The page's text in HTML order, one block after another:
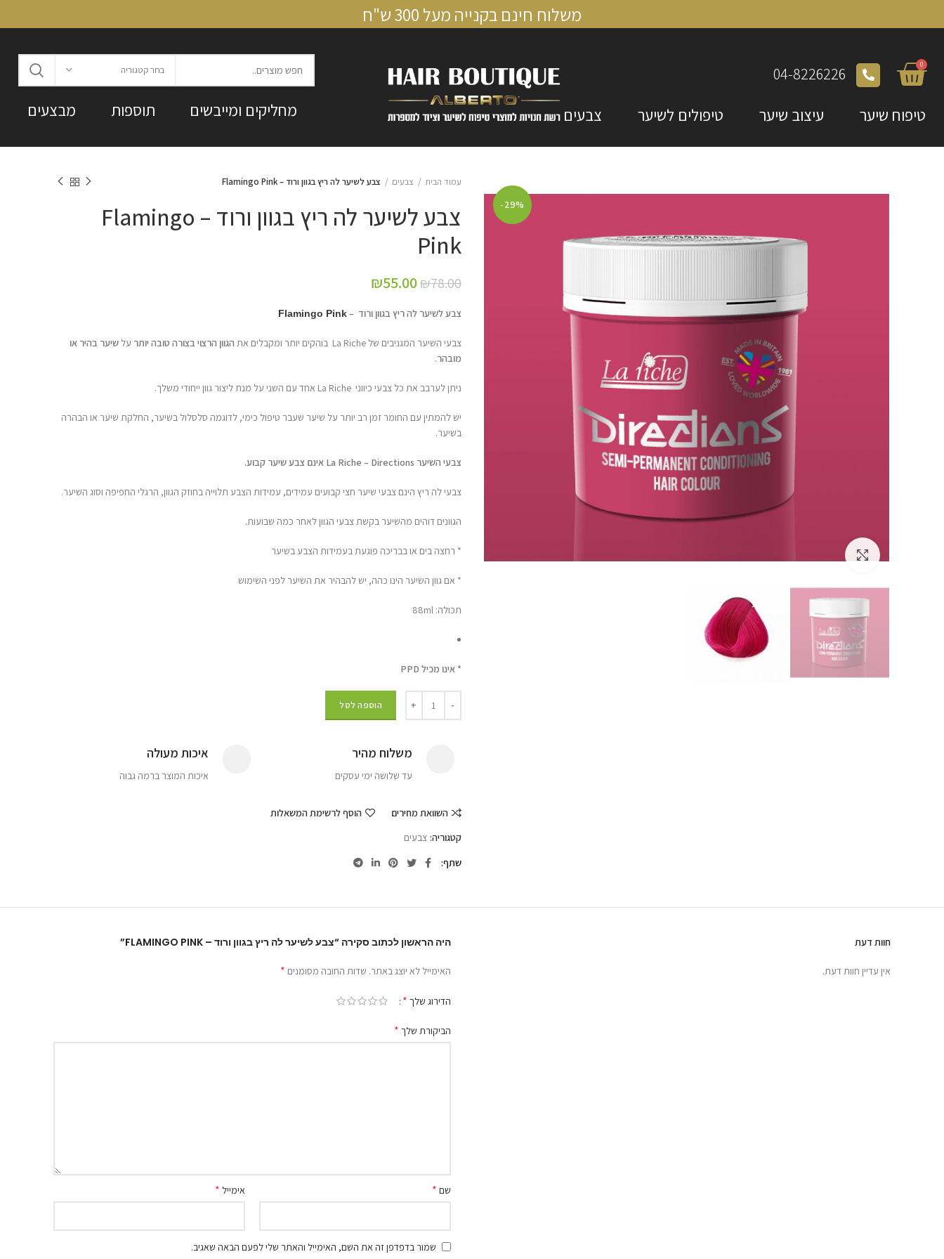
משלוח חינם בקנייה מעל 300 ש"ח
0
04-8226226
טיפוח שיער עיצוב שיער טיפולים לשיער צבעים
בחר קטגוריה
מחליקים ומייבשים תוספות מבצעים
-29%
עמוד הבית צבעים צבע לשיער לה ריץ בגוון ורוד – Flamingo Pink
צבע לשיער לה ריץ בגוון ורוד – Flamingo
Pink
₪78.00
₪55.00
צבע לשיער לה ריץ בגוון ורוד –Flamingo Pink
צבעי השיער המגניבים של La Riche בוהקים יותר ומקבלים את הגוון הרצוי בצורה טובה יותר על שיער בהיר או
מובהר.
ניתן לערבב את כל צבעי כיווני La Riche אחד עם השני על מנת ליצור גוון ייחודי משלך.
יש להמתין עם החומר זמן רב יותר על שיער שעבר טיפול כימי, לדוגמה סלסלול בשיער, החלקת שיער או הבהרה
בשיער.
צבעי השיער La Riche – Directions אינם צבע שיער קבוע.
צבעי לה ריץ הינם צבעי שיער חצי קבועים עמידים, עמידות הצבע תלוייה בחוזק הגוון, הרגלי החפיפה וסוג השיער.
הגוונים דוהים מהשיער בקשת צבעי הגוון לאחר כמה שבועות.
* רחצה בים או בבריכה פוגעת בעמידות הצבע בשיער
* אם גוון השיער הינו כהה, יש להבהיר את השיער לפני השימוש
תכולה: 88ml
* אינו מכיל PPD
הוספה לסל
משלוח מהיר
עד שלושה ימי עסקים
איכות מעולה
איכות המוצר ברמה גבוה
השוואת מחירים
הוסף לרשימת המשאלות
קטגוריה: צבעים
שתף
חוות דעת
אין עדיין חוות דעת.
היה הראשון לכתוב סקירה “צבע לשיער לה ריץ בגוון ורוד – FLAMINGO PINK”
האימייל לא יוצג באתר. שדות החובה מסומנים *
הדירוג שלך *
הביקורת שלך *
שם * אימייל *
שמור בדפדפן זה את השם, האימייל והאתר שלי לפעם הבאה שאגיב.